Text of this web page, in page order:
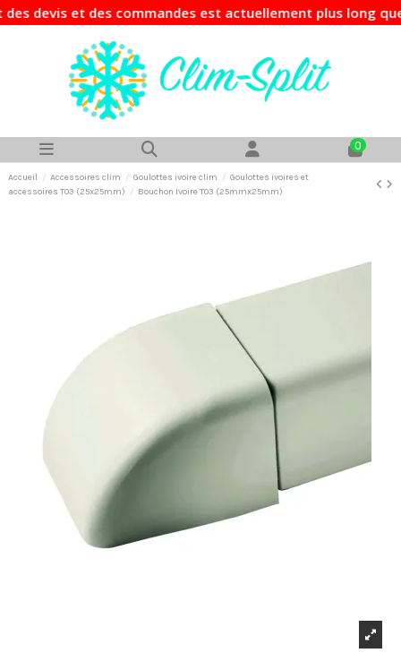
et des commandes est actuellement plus long que
0
Accueil Accessoires clim Goulottes ivoire clim
Goulottes ivoires et
accessoires T03 (25x25mm)
Bouchon Ivoire T03 (25mmx25mm)